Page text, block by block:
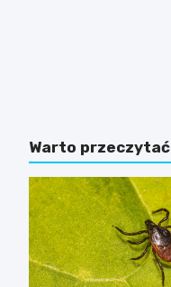
Warto przeczytać